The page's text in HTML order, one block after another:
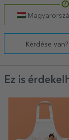
Kérdése
Ez is